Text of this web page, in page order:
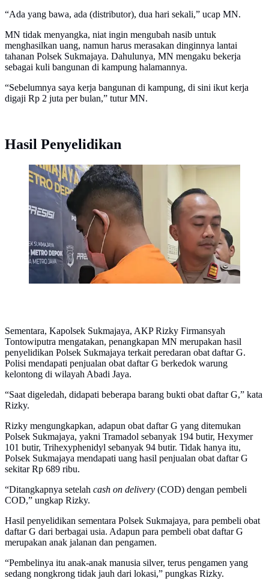
“Ada yang bawa, ada (distributor), dua hari sekali,” ucap MN.
MN tidak menyangka, niat ingin mengubah nasib untuk
menghasilkan uang, namun harus merasakan dinginnya lantai
tahanan Polsek Sukmajaya. Dahulunya, MN mengaku bekerja
sebagai kuli bangunan di kampung halamannya.
“Sebelumnya saya kerja bangunan di kampung, di sini ikut kerja
digaji Rp 2 juta per bulan,” tutur MN.
Hasil Penyelidikan
Tersangka MN saat dibawa ke Polsek Sukmajaya usai
kedapatan menjual obat daftar G di Depok.
(Liputan6.com/Dicky Agung Prihanto)
Sementara, Kapolsek Sukmajaya, AKP Rizky Firmansyah
Tontowiputra mengatakan, penangkapan MN merupakan hasil
penyelidikan Polsek Sukmajaya terkait peredaran obat daftar G.
Polisi mendapati penjualan obat daftar G berkedok warung
kelontong di wilayah Abadi Jaya.
“Saat digeledah, didapati beberapa barang bukti obat daftar G,” kata
Rizky.
Rizky mengungkapkan, adapun obat daftar G yang ditemukan
Polsek Sukmajaya, yakni Tramadol sebanyak 194 butir, Hexymer
101 butir, Trihexyphenidyl sebanyak 94 butir. Tidak hanya itu,
Polsek Sukmajaya mendapati uang hasil penjualan obat daftar G
sekitar Rp 689 ribu.
“Ditangkapnya setelah cash on delivery (COD) dengan pembeli
COD,” ungkap Rizky.
Hasil penyelidikan sementara Polsek Sukmajaya, para pembeli obat
daftar G dari berbagai usia. Adapun para pembeli obat daftar G
merupakan anak jalanan dan pengamen.
“Pembelinya itu anak-anak manusia silver, terus pengamen yang
sedang nongkrong tidak jauh dari lokasi,” pungkas Rizky.